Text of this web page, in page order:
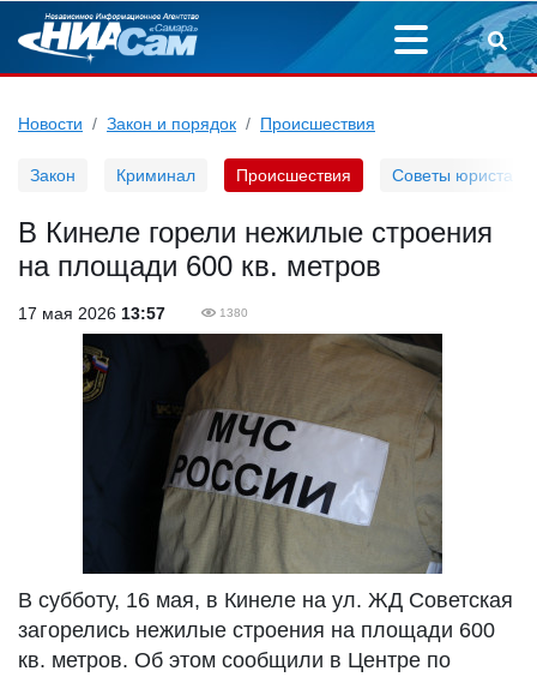
Новости Закон и порядок Происшествия
Закон Криминал Происшествия Советы юриста
В Кинеле горели нежилые строения
на площади 600 кв. метров
17 мая 2026 13:57 1380
В субботу, 16 мая, в Кинеле на ул. ЖД Советская
загорелись нежилые строения на площади 600
кв. метров. Об этом сообщили в Центре по